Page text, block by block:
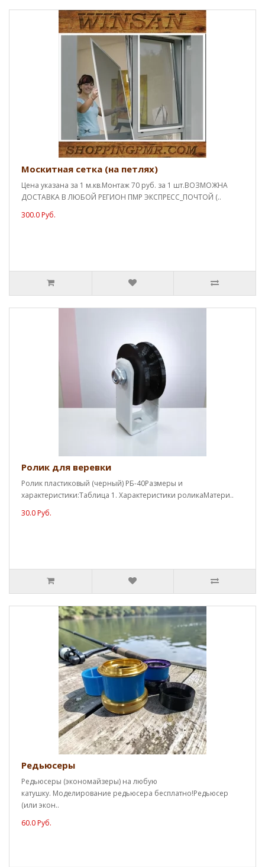
Москитная сетка (на петлях)
Цена указана за 1 м.кв.Монтаж 70 руб. за 1 шт.ВОЗМОЖНА
ДОСТАВКА В ЛЮБОЙ РЕГИОН ПМР ЭКСПРЕСС_ПОЧТОЙ (..
300.0 Руб.
Ролик для веревки
Ролик пластиковый (черный) РБ-40Размеры и
характеристики:Таблица 1. Характеристики роликаМатери..
30.0 Руб.
Редьюсеры
Редьюсеры (экономайзеры) на любую
катушку. Моделирование редьюсера бесплатно!Редьюсер
(или экон..
60.0 Руб.